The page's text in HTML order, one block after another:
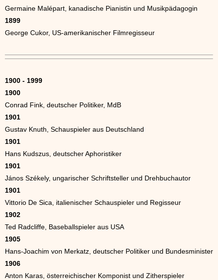
Germaine Malépart, kanadische Pianistin und Musikpädagogin
1899
George Cukor, US-amerikanischer Filmregisseur
1900 - 1999
1900
Conrad Fink, deutscher Politiker, MdB
1901
Gustav Knuth, Schauspieler aus Deutschland
1901
Hans Kudszus, deutscher Aphoristiker
1901
János Székely, ungarischer Schriftsteller und Drehbuchautor
1901
Vittorio De Sica, italienischer Schauspieler und Regisseur
1902
Ted Radcliffe, Baseballspieler aus USA
1905
Hans-Joachim von Merkatz, deutscher Politiker und Bundesminister
1906
Anton Karas, österreichischer Komponist und Zitherspieler